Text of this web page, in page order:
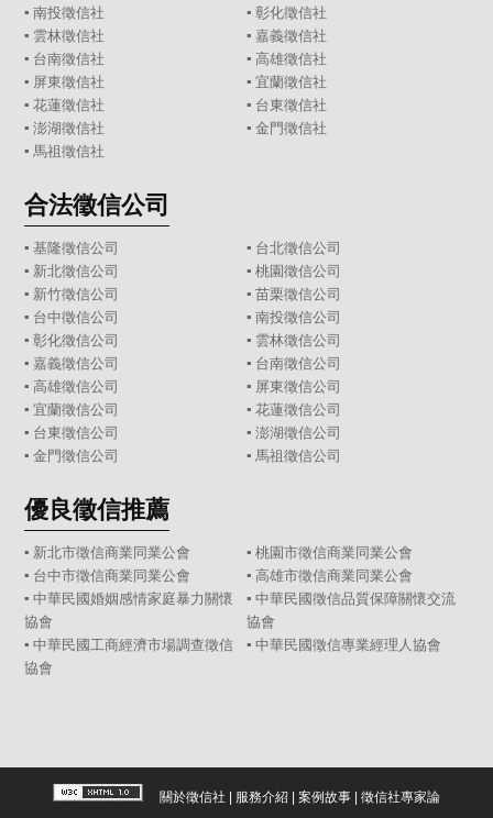
▪南投徵信社 ▪ 彰化徵信社
▪ 雲林徵信社 ▪ 嘉義徵信社
▪ 台南徵信社 ▪ 高雄徵信社
▪ 屏東徵信社 ▪ 宜蘭徵信社
▪花蓮徵信社 ▪ 台東徵信社
▪澎湖徵信社 ▪ 金門徵信社
▪馬祖徵信社
合法徵信公司
▪基隆徵信公司 ▪ 台北徵信公司
▪ 新北徵信公司 ▪ 桃園徵信公司
▪ 新竹徵信公司 ▪ 苗栗徵信公司
▪ 台中徵信公司 ▪ 南投徵信公司
▪彰化徵信公司 ▪ 雲林徵信公司
▪嘉義徵信公司 ▪ 台南徵信公司
▪高雄徵信公司 ▪ 屏東徵信公司
▪宜蘭徵信公司 ▪ 花蓮徵信公司
▪ 台東徵信公司 ▪ 澎湖徵信公司
▪金門徵信公司 ▪ 馬祖徵信公司
優良徵信推薦
▪ 新北市徵信商業同業公會
▪ 桃園市徵信商業同業公會
▪ 台中市徵信商業同業公會
▪ 高雄市徵信商業同業公會
▪ 中華民國婚姻感情家庭暴力關懷
協會
▪ 中華民國徵信品質保障關懷交流
協會
▪ 中華民國工商經濟市場調查徵信
協會
▪ 中華民國徵信專業經理人協會
關於徵信社 服務介紹| 案例故事| 徵信社專家論